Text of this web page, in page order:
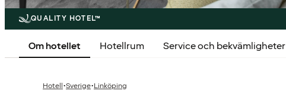
QUALITY HOTEL™
Om hotellet Hotellrum Service och bekvämligheter
Hotell·Sverige·Linköping